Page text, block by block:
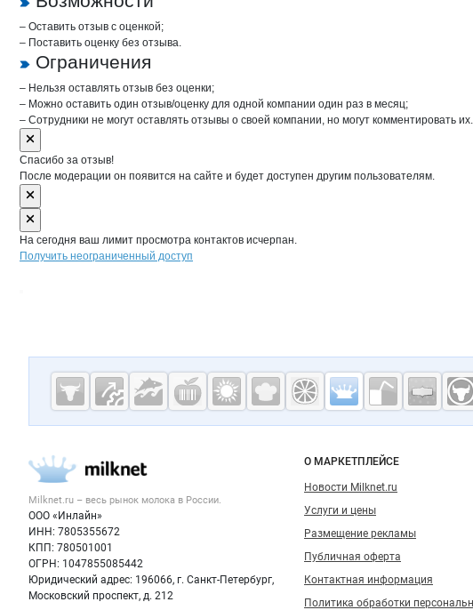
– Оставить отзыв с оценкой;
– Поставить оценку без отзыва.
Ограничения
– Нельзя оставлять отзыв без оценки;
– Можно оставить один отзыв/оценку для одной компании один раз в месяц;
– Сотрудники не могут оставлять отзывы о своей компании, но могут комментировать их.
Спасибо за отзыв!
После модерации он появится на сайте и будет доступен другим пользователям.
На сегодня ваш лимит просмотра контактов исчерпан.
Получить неограниченный доступ
Дополнительная информация
Cсылки на полезные проекты
Молочная
промышленность
Milknet.ru
Важные разделы и контакты
Milknet.ru – весь рынок молока в России.
ООО «Инлайн»
ИНН: 7805355672
КПП: 780501001
ОГРН: 1047855085442
Юридический адрес: 196066, г. Санкт-Петербург,
Московский проспект, д. 212
Навигация по сайту
О МАРКЕТПЛЕЙСЕ
Новости Milknet.ru
Услуги и цены
Размещение рекламы
Публичная оферта
Контактная информация
Политика обработки